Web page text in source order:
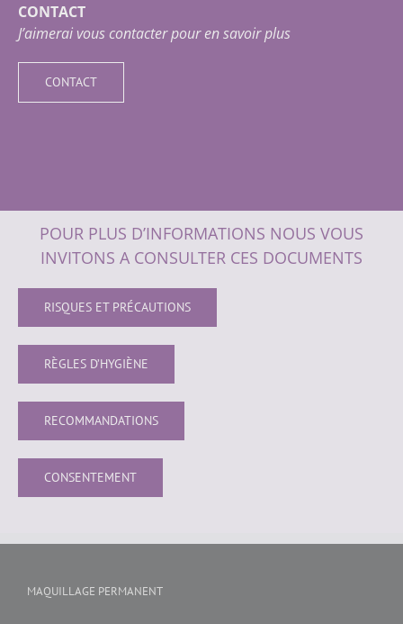
CONTACT
J’aimerai vous contacter pour en savoir plus
CONTACT
POUR PLUS D’INFORMATIONS NOUS VOUS
INVITONS A CONSULTER CES DOCUMENTS
RISQUES ET PRÉCAUTIONS
RÈGLES D’HYGIÈNE
RECOMMANDATIONS
CONSENTEMENT
MAQUILLAGE PERMANENT